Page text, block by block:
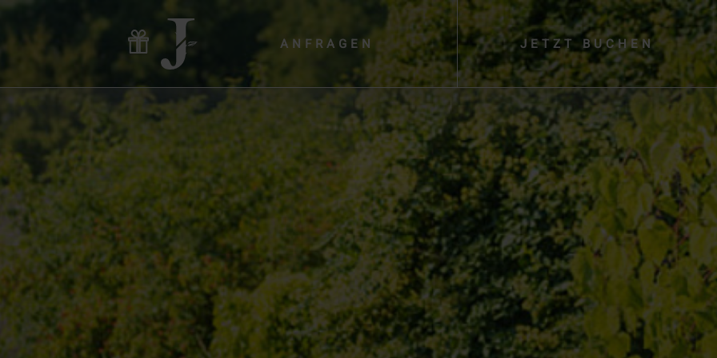
ANFRAGEN JETZT BUCHEN
Hotel & Gastgeber
Zimmer & Angebote
Wellness & Yoga